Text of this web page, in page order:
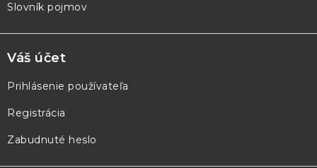
Slovník pojmov
Váš účet
Prihlásenie používateľa
Registrácia
Zabudnuté heslo